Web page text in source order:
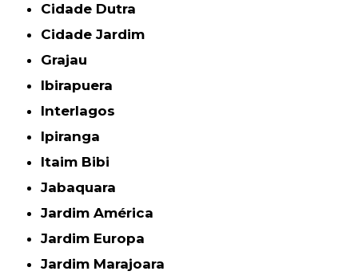
Cidade Dutra
Cidade Jardim
Grajau
Ibirapuera
Interlagos
Ipiranga
Itaim Bibi
Jabaquara
Jardim América
Jardim Europa
Jardim Marajoara